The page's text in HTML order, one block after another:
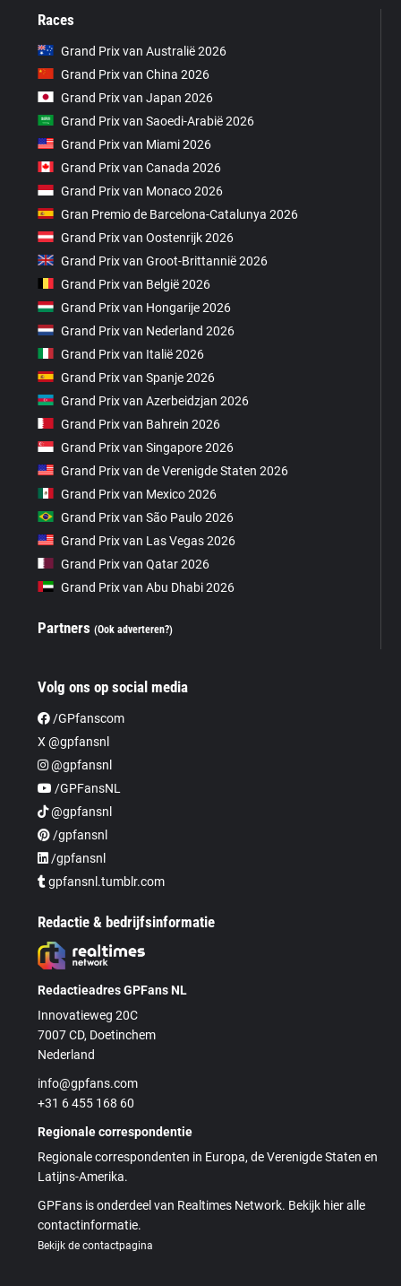
Races
Grand Prix van Australië 2026
Grand Prix van China 2026
Grand Prix van Japan 2026
Grand Prix van Saoedi-Arabië 2026
Grand Prix van Miami 2026
Grand Prix van Canada 2026
Grand Prix van Monaco 2026
Gran Premio de Barcelona-Catalunya 2026
Grand Prix van Oostenrijk 2026
Grand Prix van Groot-Brittannië 2026
Grand Prix van België 2026
Grand Prix van Hongarije 2026
Grand Prix van Nederland 2026
Grand Prix van Italië 2026
Grand Prix van Spanje 2026
Grand Prix van Azerbeidzjan 2026
Grand Prix van Bahrein 2026
Grand Prix van Singapore 2026
Grand Prix van de Verenigde Staten 2026
Grand Prix van Mexico 2026
Grand Prix van São Paulo 2026
Grand Prix van Las Vegas 2026
Grand Prix van Qatar 2026
Grand Prix van Abu Dhabi 2026
Partners(Ook adverteren?)
Volg ons op social media
/GPfanscom
X @gpfansnl
@gpfansnl
/GPFansNL
@gpfansnl
/gpfansnl
/gpfansnl
gpfansnl.tumblr.com
Redactie & bedrijfsinformatie
Redactieadres GPFans NL
Innovatieweg 20C
7007 CD, Doetinchem
Nederland
info@gpfans.com
+31 6 455 168 60
Regionale correspondentie
Regionale correspondenten in Europa, de Verenigde Staten en
Latijns-Amerika.
GPFans is onderdeel van Realtimes Network. Bekijk hier alle
contactinformatie.
Bekijk de contactpagina